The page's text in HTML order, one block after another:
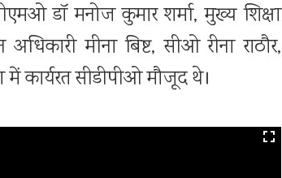
डॉ मनोज कुमार शर्मा, मुख्य शिक्षा
मीना बिष्ट, सीओ रीना राठौर,
कार्यरत सीडीपीओ मौजूद थे।